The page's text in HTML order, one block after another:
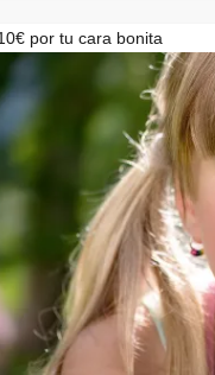
por tu cara bonita